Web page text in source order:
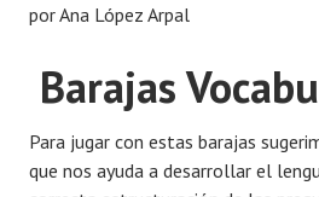
por Ana López Arpal
Barajas
Para jugar con estas barajas
que nos ayuda a desarrollar el